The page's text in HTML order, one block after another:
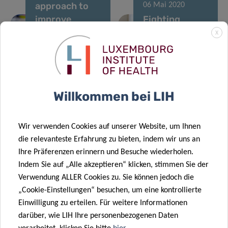
approach to
improve
immunotherapy
by turning
“cold”
06 Mai 2020
Fighting
and Cancer:
The
Nutritional
The Grand
Ducal couple
visits the
Luxembourg
Institute of
Health
First PhD
defence under
CANBIO
training
programme
Supporting
translational
medicine
X
Willkommen bei LIH
Wir verwenden Cookies auf unserer Website, um Ihnen
die relevanteste Erfahrung zu bieten, indem wir uns an
Ihre Präferenzen erinnern und Besuche wiederholen.
Indem Sie auf „Alle akzeptieren“ klicken, stimmen Sie der
Verwendung ALLER Cookies zu. Sie können jedoch die
„Cookie-Einstellungen“ besuchen, um eine kontrollierte
Einwilligung zu erteilen. Für weitere Informationen
darüber, wie LIH Ihre personenbezogenen Daten